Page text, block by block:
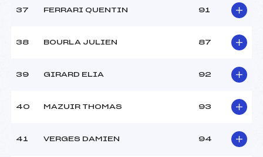
37 FERRARI QUENTIN 91
38 BOURLA JULIEN 87
39 GIRARD ELIA 92
40 MAZUIR THOMAS 93
41 VERGES DAMIEN 94